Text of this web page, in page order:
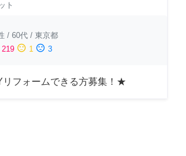
ト
/ 60代 / 東京都
219 sentiment_neutral 1 sentiment_dissatisfied 3
フォームできる方募集！★